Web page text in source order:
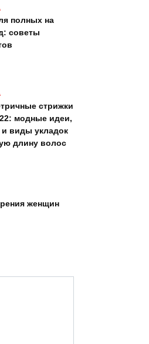
полных на
советы
стрижки
модные идеи,
виды укладок
длину волос
женщин